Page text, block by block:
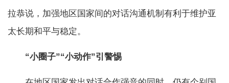
拉恭说，加强地区国家间的对话沟通机制有利于维护亚
太长期和平与稳定。
“小圈子”“小动作”引警惕